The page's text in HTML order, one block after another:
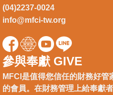
(04)2237-0024
info@mfci-tw.org
參與奉獻 GIVE
MFCI是值得您信任的財務好
的會員。在財務管理上給奉獻